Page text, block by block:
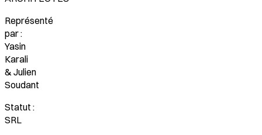
Représenté
par :
Yasin
Karali
& Julien
Soudant
Statut :
SRL